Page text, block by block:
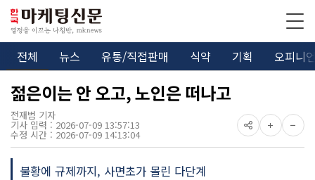
전체 뉴스 유통/직접판매 식약 기획 오피니
젊은이는 안 오고, 노인은 떠나고
전재범 기자
기사 입력 : 2026-07-09 13:57:13
수정 시간 : 2026-07-09 14:13:04
불황에 규제까지, 사면초가 몰린 다단계